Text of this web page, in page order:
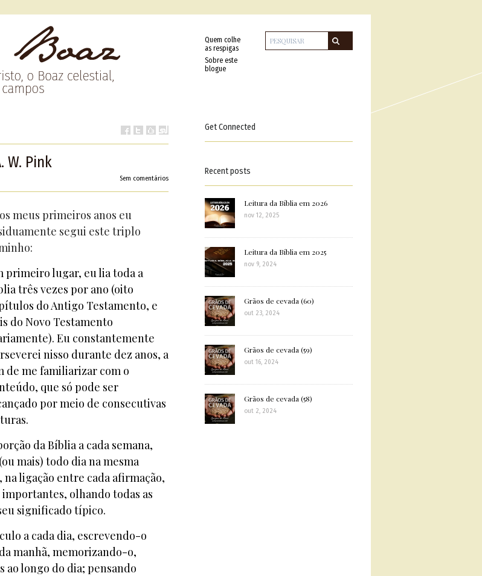
Quem colhe
as respigas
Sobre este
blogue
W. Pink
Sem comentários
meus primeiros anos eu
segui este triplo
primeiro lugar, eu lia toda a
três vezes por ano (oito
do Antigo Testamento, e
do Novo Testamento
Eu constantemente
nisso durante dez anos, a
de me familiarizar com o
que só pode ser
por meio de consecutivas
da Bíblia a cada semana,
mais) todo dia na mesma
ligação entre cada afirmação,
olhando todas as
significado típico.
a cada dia, escrevendo-o
manhã, memorizando-o,
longo do dia; pensando
Get Connected
Recent posts
Leitura da Bíblia em 2026
nov 12, 2025
Leitura da Bíblia em 2025
nov 9, 2024
Grãos de cevada (60)
out 23, 2024
Grãos de cevada (59)
out 16, 2024
Grãos de cevada (58)
out 2, 2024